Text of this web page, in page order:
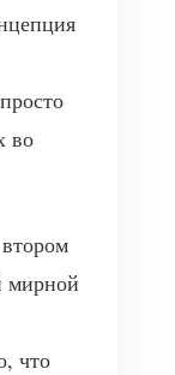
во
мирной
что